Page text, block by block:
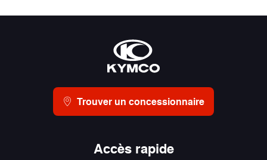
Trouver un concessionnaire
Accès rapide